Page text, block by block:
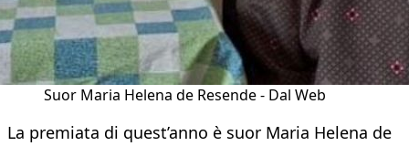
Suor Maria Helena de Resende - Dal Web
La premiata di quest’anno è suor Maria Helena de